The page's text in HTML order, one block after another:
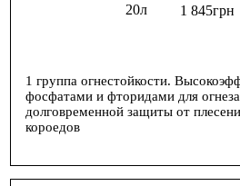
20л 1 845грн
1 группа огнестойкости.
фосфатами и фторидами для
долговременной защиты от
короедов